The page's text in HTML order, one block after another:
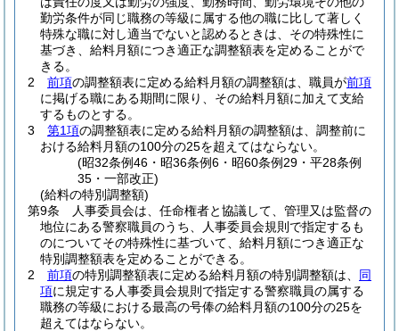
勤労条件が同じ職務の等級に属する他の職に比して著しく
特殊な職に対し適当でないと認めるときは、その特殊性に
基づき、給料月額につき適正な調整額表を定めることがで
きる。
2
前項の調整額表に定める給料月額の調整額は、職員が前項
に掲げる職にある期間に限り、その給料月額に加えて支給
するものとする。
3
第1項の調整額表に定める給料月額の調整額は、調整前に
おける給料月額の100分の25を超えてはならない。
(昭32条例46・昭36条例6・昭60条例29・平28条例
35・一部改正)
(給料の特別調整額)
第9条
人事委員会は、任命権者と協議して、管理又は監督の
地位にある警察職員のうち、人事委員会規則で指定するも
のについてその特殊性に基づいて、給料月額につき適正な
特別調整額表を定めることができる。
2
前項の特別調整額表に定める給料月額の特別調整額は、 同
項に規定する人事委員会規則で指定する警察職員の属する
職務の等級における最高の号俸の給料月額の100分の25を
超えてはならない。